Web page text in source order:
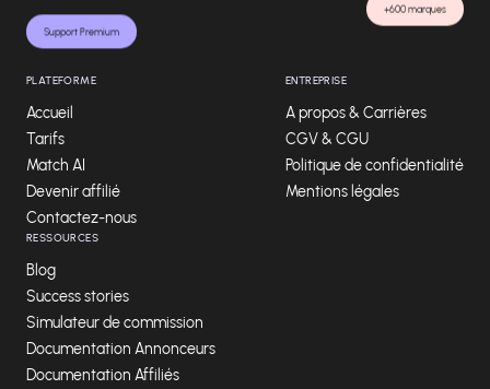
Support Premium
+600 marques
PLATEFORME
Accueil
Tarifs
Match AI
Devenir affilié
Contactez-nous
ENTREPRISE
A propos & Carrières
CGV & CGU
Politique de confidentialité
Mentions légales
RESSOURCES
Blog
Success stories
Simulateur de commission
Documentation Annonceurs
Documentation Affiliés